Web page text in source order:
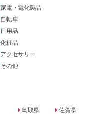
家電・電化製品
自転車
日用品
化粧品
アクセサリー
その他
鳥取県
佐賀県